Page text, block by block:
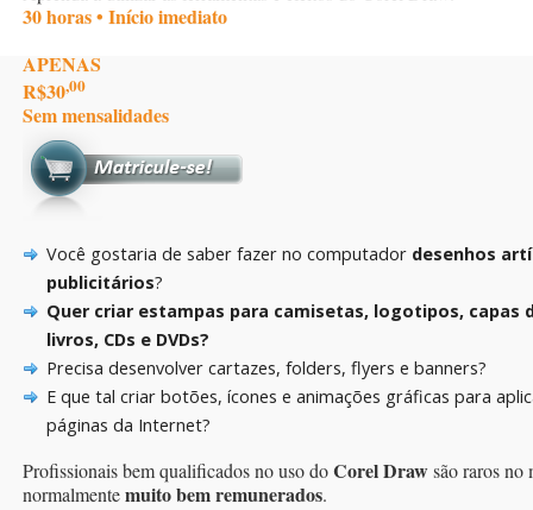
30 horas • Início imediato
APENAS
R$30,00
Sem mensalidades
Você gostaria de saber fazer no computador desenhos
publicitários?
Quer criar estampas para camisetas, logotipos, capas
livros, CDs e DVDs?
Precisa desenvolver cartazes, folders, flyers e banners?
E que tal criar botões, ícones e animações gráficas para
páginas da Internet?
Profissionais bem qualificados no uso doCorel Drawsão raros no
normalmentemuito bem remunerados.